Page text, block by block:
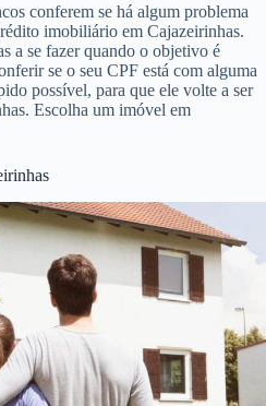
conferem se há algum problema
imobiliário em Cajazeirinhas.
a se fazer quando o objetivo é
se o seu CPF está com alguma
possível, para que ele volte a ser
Escolha um imóvel em